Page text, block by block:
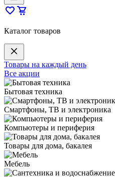
Каталог товаров
Товары на каждый день
Все акции
Бытовая техника
Смартфоны, ТВ и электроника
Компьютеры и периферия
Товары для дома, бакалея
Мебель